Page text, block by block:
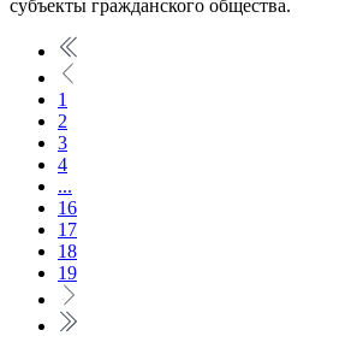
субъекты гражданского общества.
1
2
3
4
...
16
17
18
19